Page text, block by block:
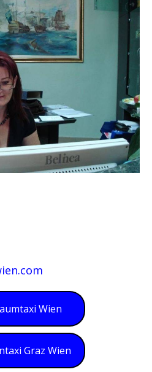
Wien
Graz Wien